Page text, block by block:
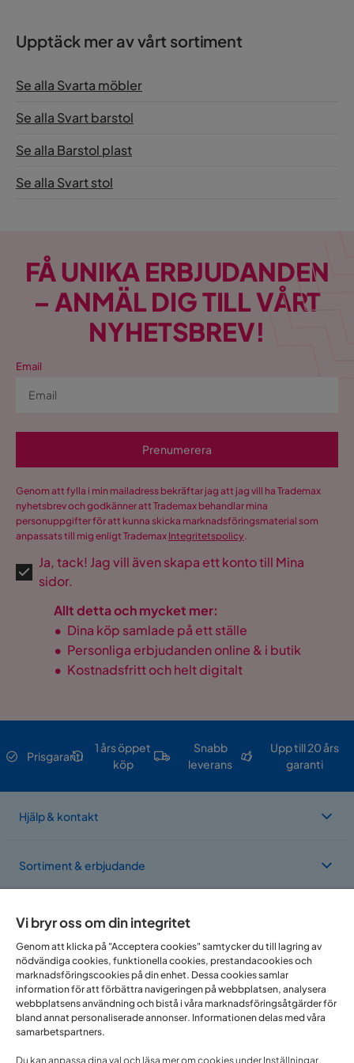
Upptäck mer av vårt sortiment
Se alla Svarta möbler
Se alla Svart barstol
Se alla Barstol plast
Se alla Svart stol
FÅ UNIKA ERBJUDANDEN
– ANMÄL DIG TILL VÅRT
NYHETSBREV!
Email
Prenumerera
Genom att fylla i min mailadress bekräftar jag att jag vill ha Trademax
nyhetsbrev och godkänner att Trademax behandlar mina
personuppgifter för att kunna skicka marknadsföringsmaterial som
anpassats till mig enligt Trademax Integritetspolicy.
Ja, tack! Jag vill även skapa ett konto till Mina
sidor.
Allt detta och mycket mer:
• Dina köp samlade på ett ställe
• Personliga erbjudanden online & i butik
• Kostnadsfritt och helt digitalt
Prisgaranti
1 års öppet
köp
Snabb
leverans
Upp till 20 års
garanti
Hjälp & kontakt
Sortiment & erbjudande
Vi finns i flera länder
Vi bryr oss om din integritet
Genom att klicka på "Acceptera cookies" samtycker du till lagring av
nödvändiga cookies, funktionella cookies, prestandacookies och
marknadsföringscookies på din enhet. Dessa cookies samlar
information för att förbättra navigeringen på webbplatsen, analysera
webbplatsens användning och bistå i våra marknadsföringsåtgärder för
bland annat personaliserade annonser. Informationen delas med våra
samarbetspartners.
Du kan anpassa dina val och läsa mer om cookies under Inställningar.